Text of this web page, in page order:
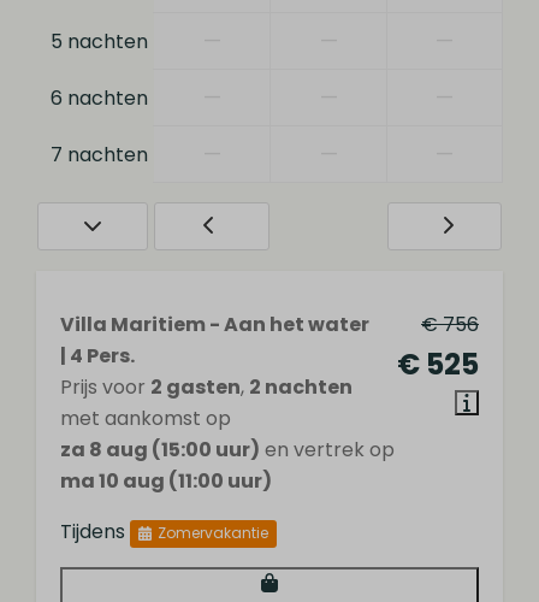
5 nachten
6 nachten
7 nachten
€ 756
€ 525
Villa Maritiem - Aan het water
| 4 Pers.
Prijs voor 2 gasten, 2 nachten
met aankomst op
za 8 aug (15:00 uur) en vertrek op
ma 10 aug (11:00 uur)
Tijdens
Zomervakantie